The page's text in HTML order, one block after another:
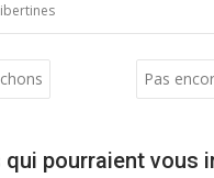
Pas
pourraient vous